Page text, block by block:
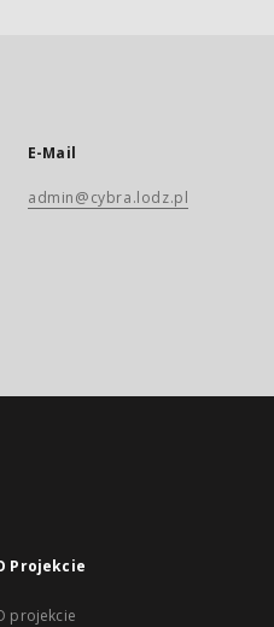
E-Mail
admin@cybra.lodz.pl
Projekcie
projekcie